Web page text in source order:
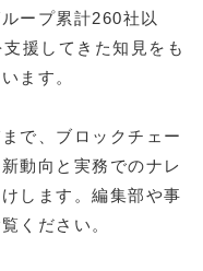
ープ累計260社以
援してきた知見をも
ます。
で、ブロックチェー
動向と実務でのナレ
します。編集部や事
ください。